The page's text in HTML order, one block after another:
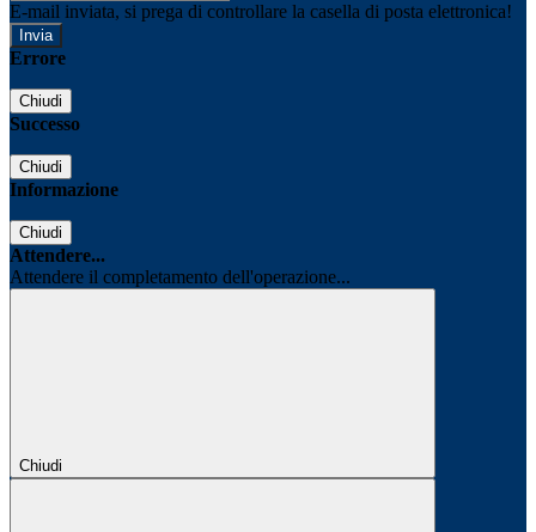
E-mail inviata, si prega di controllare la casella di posta elettronica!
Errore
Chiudi
Successo
Chiudi
Informazione
Chiudi
Attendere...
Attendere il completamento dell'operazione...
Chiudi